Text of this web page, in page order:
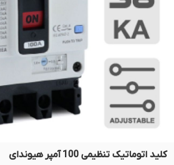
کلید اتوماتیک تنظیمی 100 آمپر هیوندای